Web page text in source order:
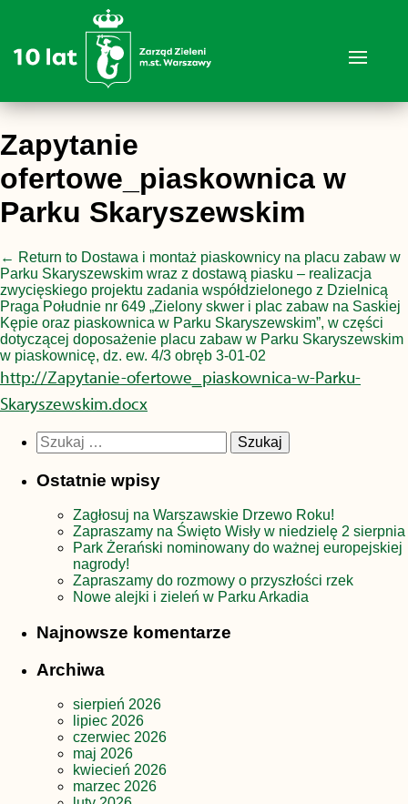
Zapytanie
ofertowe_piaskownica w
Parku Skaryszewskim
← Return to Dostawa i montaż piaskownicy na placu zabaw w
Parku Skaryszewskim wraz z dostawą piasku – realizacja
zwycięskiego projektu zadania współdzielonego z Dzielnicą
Praga Południe nr 649 „Zielony skwer i plac zabaw na Saskiej
Kępie oraz piaskownica w Parku Skaryszewskim”, w części
dotyczącej doposażenie placu zabaw w Parku Skaryszewskim
w piaskownicę, dz. ew. 4/3 obręb 3-01-02
http://Zapytanie-ofertowe_piaskownica-w-Parku-
Skaryszewskim.docx
Szukaj:
Ostatnie wpisy
Zagłosuj na Warszawskie Drzewo Roku!
Zapraszamy na Święto Wisły w niedzielę 2 sierpnia
Park Żerański nominowany do ważnej europejskiej
nagrody!
Zapraszamy do rozmowy o przyszłości rzek
Nowe alejki i zieleń w Parku Arkadia
Najnowsze komentarze
Archiwa
sierpień 2026
lipiec 2026
czerwiec 2026
maj 2026
kwiecień 2026
marzec 2026